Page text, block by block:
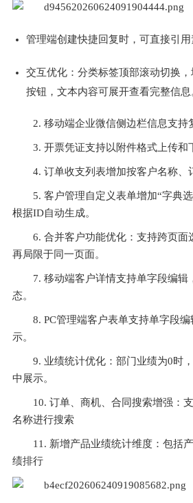
管理端创建快捷回复时，可直接引用
交互优化：分类标签顶部滚动切换
按钮，文本内容可展开查看完整信息
2. 移动端企业微信侧边栏信息支持
3. 开票凭证支持以附件格式上传和
4. 订单收支列表增加按客户名称、
5. 客户管理自定义表单增加“字典
根据ID自动生成。
6. 合并客户功能优化：支持跨页面
再局限于同一页面。
7. 移动端客户详情支持单字段编辑
态。
8. PC管理端客户表单支持单字段
示。
9. 业绩统计优化：部门业绩为0时
中展示。
10. 订单、商机、合同搜索增强：
名称进行搜索
11. 新增产品业绩统计维度：包括
绩排行